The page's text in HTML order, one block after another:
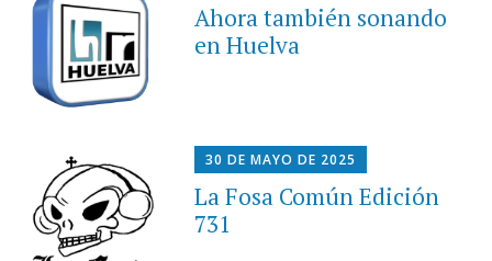
Ahora también sonando
en Huelva
30 DE MAYO DE 2025
La Fosa Común Edición
731